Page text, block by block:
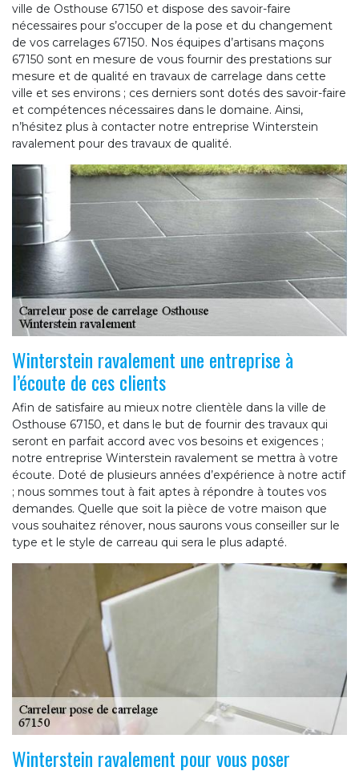
ville de Osthouse 67150 et dispose des savoir-faire
nécessaires pour s’occuper de la pose et du changement
de vos carrelages 67150. Nos équipes d’artisans maçons
67150 sont en mesure de vous fournir des prestations sur
mesure et de qualité en travaux de carrelage dans cette
ville et ses environs ; ces derniers sont dotés des savoir-faire
et compétences nécessaires dans le domaine. Ainsi,
n’hésitez plus à contacter notre entreprise Winterstein
ravalement pour des travaux de qualité.
Winterstein ravalement une entreprise à
l’écoute de ces clients
Afin de satisfaire au mieux notre clientèle dans la ville de
Osthouse 67150, et dans le but de fournir des travaux qui
seront en parfait accord avec vos besoins et exigences ;
notre entreprise Winterstein ravalement se mettra à votre
écoute. Doté de plusieurs années d’expérience à notre actif
; nous sommes tout à fait aptes à répondre à toutes vos
demandes. Quelle que soit la pièce de votre maison que
vous souhaitez rénover, nous saurons vous conseiller sur le
type et le style de carreau qui sera le plus adapté.
Winterstein ravalement pour vous poser